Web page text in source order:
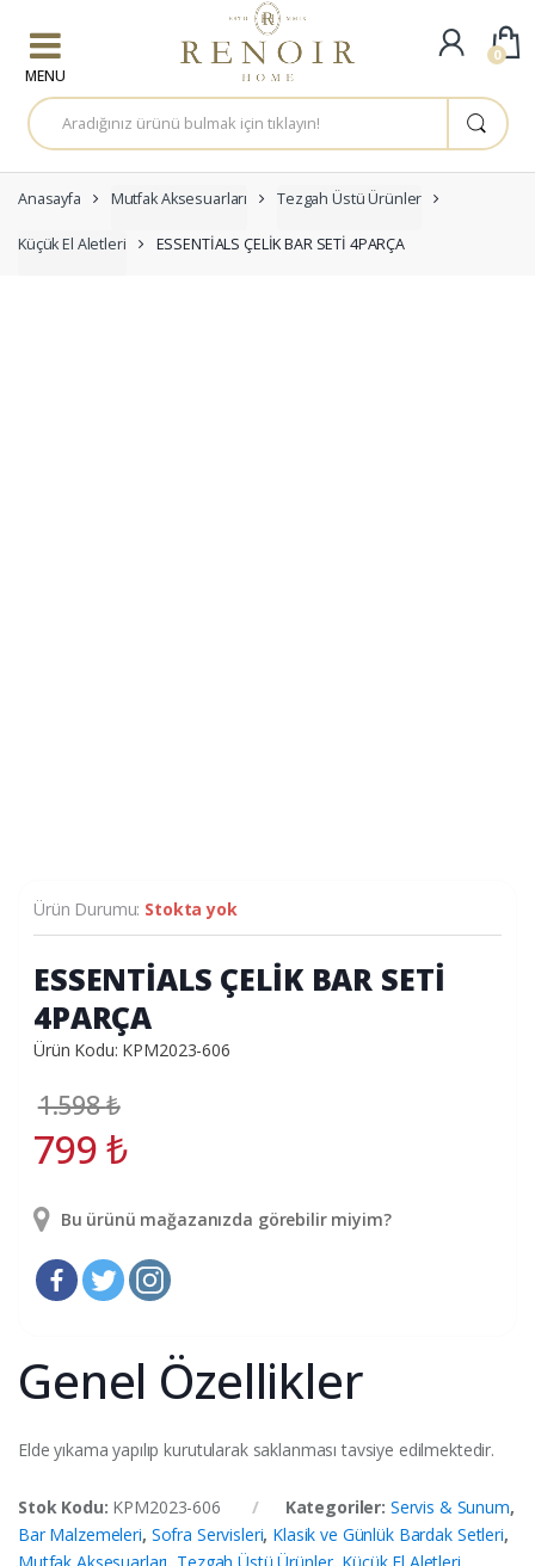
A
r
a
a
:
Anasayfa Mutfak Aksesuarları Tezgah Üstü Ürünler
Küçük El Aletleri ESSENTİALS ÇELİK BAR SETİ 4PARÇA
Ürün Durumu: Stokta yok
ESSENTİALS ÇELİK BAR SETİ
4PARÇA
Ürün Kodu: KPM2023-606
1.598₺
799₺
Bu ürünü mağazanızda görebilir miyim?
Genel Özellikler
Elde yıkama yapılıp kurutularak saklanması tavsiye edilmektedir.
Stok Kodu: KPM2023-606 Kategoriler: Servis & Sunum,
Bar Malzemeleri, Sofra Servisleri, Klasik ve Günlük Bardak Setleri,
0